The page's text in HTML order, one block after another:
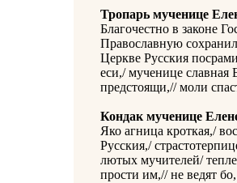
Тропарь мученице
Благочестно в законе
Православную
Церкве Русския
еси,/ мученице
предстоящи,// моли
Кондак мученице
Яко агница кроткая,/
Русския,/
лютых мучителей/
прости им,// не ведят бо,